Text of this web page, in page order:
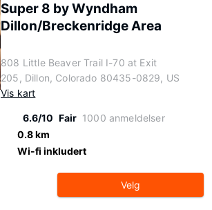
Super 8 by Wyndham
Dillon/Breckenridge Area
808 Little Beaver Trail I-70 at Exit
205, Dillon, Colorado 80435-0829, US
Vis kart
6.6/10 Fair 1000 anmeldelser
0.8 km
Wi-fi inkludert
Velg